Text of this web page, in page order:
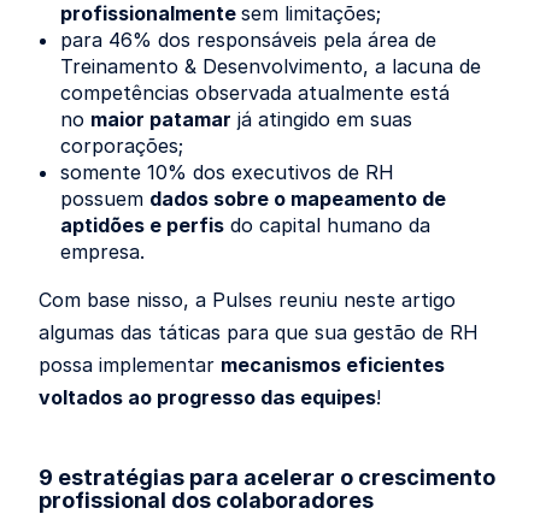
profissionalmente sem limitações;
para 46% dos responsáveis pela área de
Treinamento & Desenvolvimento, a lacuna de
competências observada atualmente está
no maior patamar já atingido em suas
corporações;
somente 10% dos executivos de RH
possuem dados sobre o mapeamento de
aptidões e perfis do capital humano da
empresa.
Com base nisso, a Pulses reuniu neste artigo
algumas das táticas para que sua gestão de RH
possa implementar mecanismos eficientes
voltados ao progresso das equipes!
9 estratégias para acelerar o crescimento
profissional dos colaboradores